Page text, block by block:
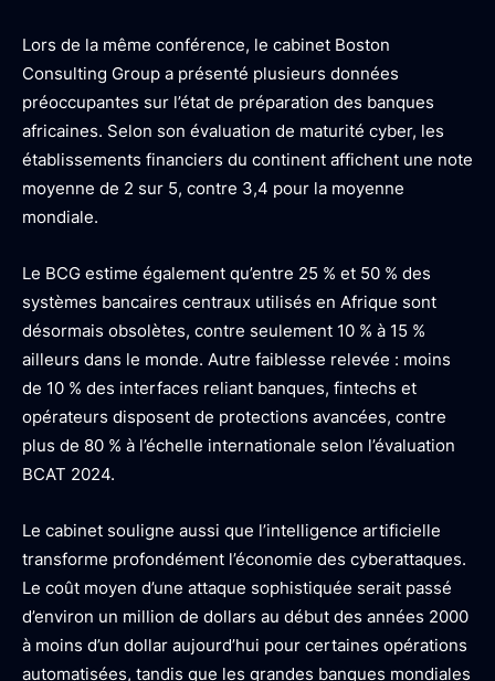
Lors de la même conférence, le cabinet Boston
Consulting Group a présenté plusieurs données
préoccupantes sur l’état de préparation des banques
africaines. Selon son évaluation de maturité cyber, les
établissements financiers du continent affichent une note
moyenne de 2 sur 5, contre 3,4 pour la moyenne
mondiale.
Le BCG estime également qu’entre 25 % et 50 % des
systèmes bancaires centraux utilisés en Afrique sont
désormais obsolètes, contre seulement 10 % à 15 %
ailleurs dans le monde. Autre faiblesse relevée : moins
de 10 % des interfaces reliant banques, fintechs et
opérateurs disposent de protections avancées, contre
plus de 80 % à l’échelle internationale selon l’évaluation
BCAT 2024.
Le cabinet souligne aussi que l’intelligence artificielle
transforme profondément l’économie des cyberattaques.
Le coût moyen d’une attaque sophistiquée serait passé
d’environ un million de dollars au début des années 2000
à moins d’un dollar aujourd’hui pour certaines opérations
automatisées, tandis que les grandes banques mondiales